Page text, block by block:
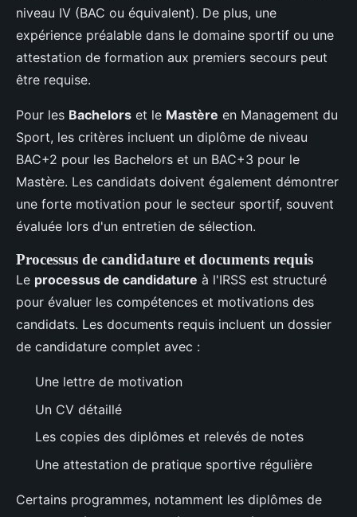
niveau IV (BAC ou équivalent). De plus, une
expérience préalable dans le domaine sportif ou une
attestation de formation aux premiers secours peut
être requise.
Pour les Bachelors et le Mastère en Management du
Sport, les critères incluent un diplôme de niveau
BAC+2 pour les Bachelors et un BAC+3 pour le
Mastère. Les candidats doivent également démontrer
une forte motivation pour le secteur sportif, souvent
évaluée lors d'un entretien de sélection.
Processus de candidature et documents requis
Le processus de candidature à l'IRSS est structuré
pour évaluer les compétences et motivations des
candidats. Les documents requis incluent un dossier
de candidature complet avec :
Une lettre de motivation
Un CV détaillé
Les copies des diplômes et relevés de notes
Une attestation de pratique sportive régulière
Certains programmes, notamment les diplômes de